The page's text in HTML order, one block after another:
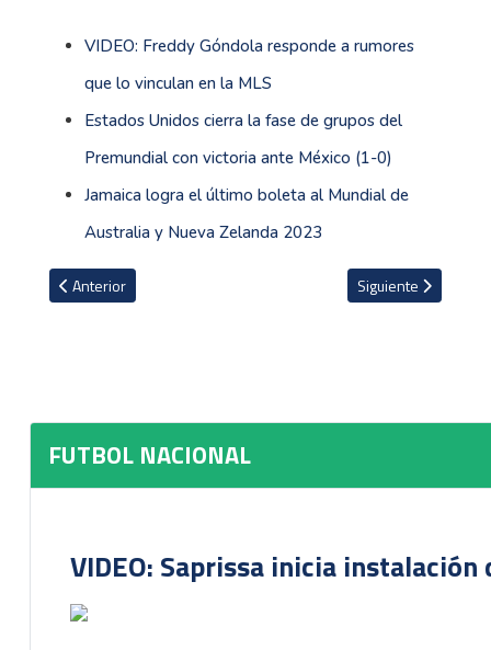
VIDEO: Freddy Góndola responde a rumores
que lo vinculan en la MLS
Estados Unidos cierra la fase de grupos del
Premundial con victoria ante México (1-0)
Jamaica logra el último boleta al Mundial de
Australia y Nueva Zelanda 2023
Artículo anterior: Técnico uruguayo surge como una de las
Anterior Artículo siguiente:
Siguiente
FUTBOL NACIONAL
VIDEO: Saprissa inicia